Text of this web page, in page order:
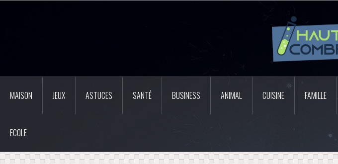
MAISON JEUX ASTUCES SANTÉ BUSINESS ANIMAL CUISINE FAMILLE
ECOLE